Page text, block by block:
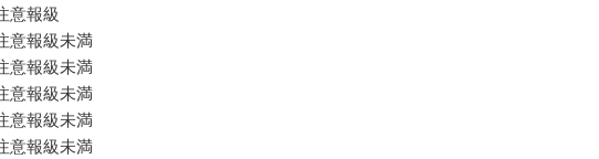
報級
報級未満
級未満
報級未満
級未満
級未満